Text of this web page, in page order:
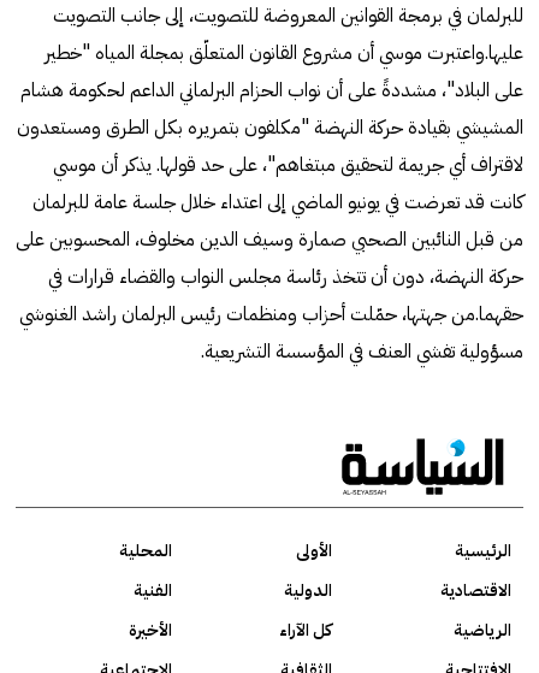
للبرلمان في برمجة القوانين المعروضة للتصويت، إلى جانب التصويت
عليها.واعتبرت موسي أن مشروع القانون المتعلّق بمجلة المياه "خطير
على البلاد"، مشددةً على أن نواب الحزام البرلماني الداعم لحكومة هشام
المشيشي بقيادة حركة النهضة "مكلفون بتمريره بكل الطرق ومستعدون
لاقتراف أي جريمة لتحقيق مبتغاهم"، على حد قولها. يذكر أن موسي
كانت قد تعرضت في يونيو الماضي إلى اعتداء خلال جلسة عامة للبرلمان
من قبل النائبين الصحبي صمارة وسيف الدين مخلوف، المحسوبين على
حركة النهضة، دون أن تتخذ رئاسة مجلس النواب والقضاء قرارات في
حقهما.من جهتها، حمّلت أحزاب ومنظمات رئيس البرلمان راشد الغنوشي
مسؤولية تفشي العنف في المؤسسة التشريعية.
الرئيسية الأولى
المحلية
الاقتصادية
الدولية
الفنية
الرياضية
كل الآراء
الأخيرة